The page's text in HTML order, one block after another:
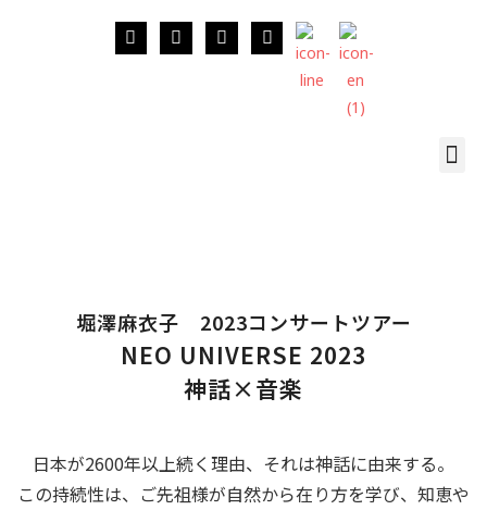
堀澤麻衣子 2023コンサートツアー
NEO UNIVERSE 2023
神話×音楽
日本が2600年以上続く理由、それは神話に由来する。
この持続性は、ご先祖様が自然から在り方を学び、知恵や